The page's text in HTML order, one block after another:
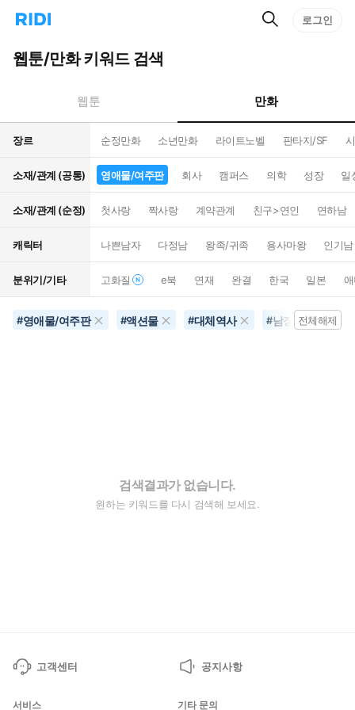
리
홈
으
턴
트
검
로그인
웹툰/만화 키워드 검색
웹툰 만화
장르 순정만화 소년만화 라이트노벨 판타지/SF
소재/관계 (공통) 영애물/여주판 회사 캠퍼스 의학 성장 일
소재/관계 (순정) 첫사랑 짝사랑 계약관계 친구>연인 연하남
캐릭터 나쁜남자 다정남 왕족/귀족 용사마왕 인기남
분위기/기타 고화질 e북 연재 완결 한국 일본
#영애물/여주판 #액션물 #대체역사 #남장여자전체해제
검색결과가 없습니다.
원하는 키워드를 다시 검색해 보세요.
고객센터 공지사항
서비스 기타 문의